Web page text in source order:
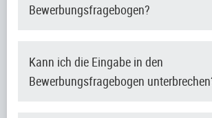
Bewerbungsfragebogen?
Kann ich die Eingabe in den
Bewerbungsfragebogen